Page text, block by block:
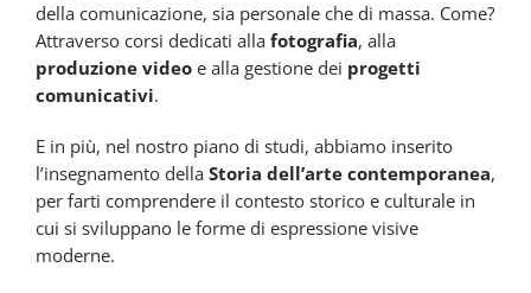
della comunicazione, sia personale che di massa. Come?
Attraverso corsi dedicati allafotografia, alla
produzione videoe alla gestione dei progetti
comunicativi.
E in più, nel nostro piano di studi, abbiamo inserito
l’insegnamento della Storia dell’arte contemporanea,
per farti comprendere il contesto storico e culturale in
cui si sviluppano le forme di espressione visive
moderne.